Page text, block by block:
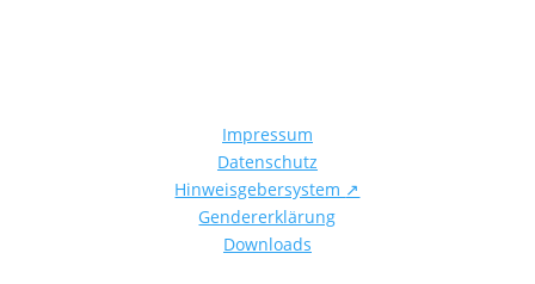
Impressum
Datenschutz
Hinweisgebersystem ↗
Gendererklärung
Downloads